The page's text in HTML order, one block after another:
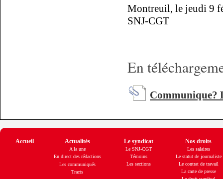
Montreuil, le jeudi 9
SNJ-CGT
En
Communique?
Accueil Actualités Le syndicat Nos droits
A la une
En direct des rédactions
Les communiqués
Tracts
Le SNJ-CGT
Témoins
Les sections
Les salaires
Le statut de journaliste
Le contrat de travail
La carte de presse